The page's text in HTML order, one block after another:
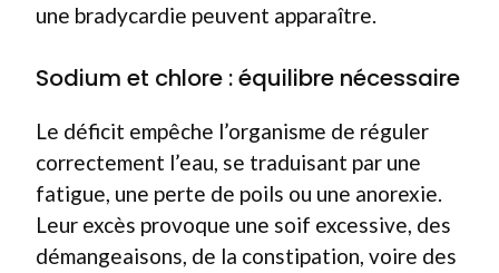
une bradycardie peuvent apparaître.
Sodium et chlore : équilibre nécessaire
Le déficit empêche l’organisme de réguler
correctement l’eau, se traduisant par une
fatigue, une perte de poils ou une anorexie.
Leur excès provoque une soif excessive, des
démangeaisons, de la constipation, voire des